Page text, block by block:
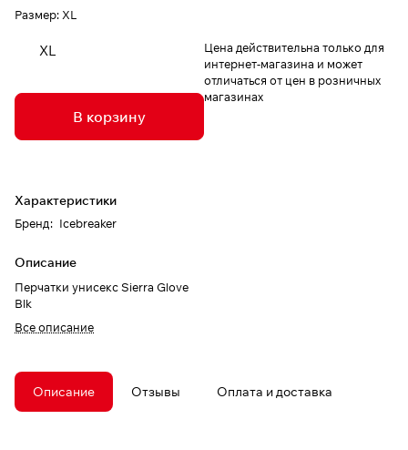
Размер: XL
XL
В корзину
Характеристики
Бренд: Icebreaker
Описание
Перчатки унисекс Sierra Glove
Blk
Все описание
Цена действительна только для
интернет-магазина и может
отличаться от цен в розничных
магазинах
Описание Отзывы Оплата и доставка